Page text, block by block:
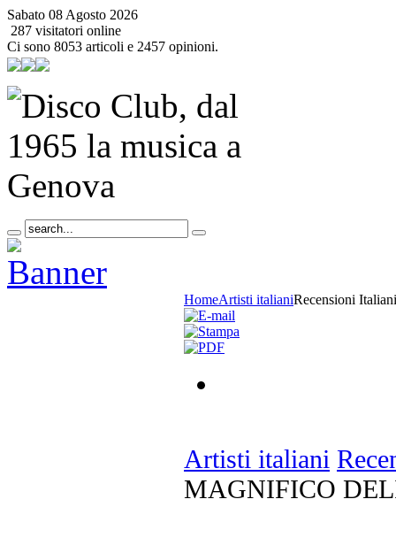
Sabato 08 Agosto 2026
287 visitatori online
Ci sono 8053 articoli e 2457 opinioni.
HomeArtisti italianiRecensioni Italiani
Artisti italiani
MAGNIFICO